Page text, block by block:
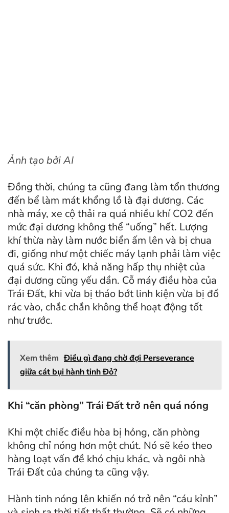
Ảnh tạo bởi AI
Đồng thời, chúng ta cũng đang làm tổn thương
đến bể làm mát khổng lồ là đại dương. Các
nhà máy, xe cộ thải ra quá nhiều khí CO2 đến
mức đại dương không thể “uống” hết. Lượng
khí thừa này làm nước biển ấm lên và bị chua
đi, giống như một chiếc máy lạnh phải làm việc
quá sức. Khi đó, khả năng hấp thụ nhiệt của
đại dương cũng yếu dần. Cỗ máy điều hòa của
Trái Đất, khi vừa bị tháo bớt linh kiện vừa bị đổ
rác vào, chắc chắn không thể hoạt động tốt
như trước.
Xem thêm Điều gì đang chờ đợi Perseverance
giữa cát bụi hành tinh Đỏ?
Khi “căn phòng” Trái Đất trở nên quá nóng
Khi một chiếc điều hòa bị hỏng, căn phòng
không chỉ nóng hơn một chút. Nó sẽ kéo theo
hàng loạt vấn đề khó chịu khác, và ngôi nhà
Trái Đất của chúng ta cũng vậy.
Hành tinh nóng lên khiến nó trở nên “cáu kỉnh”